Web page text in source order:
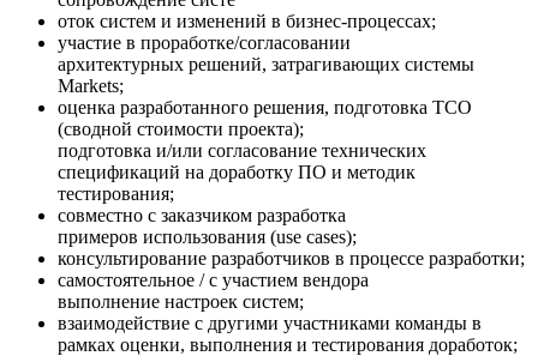
оток систем и изменений в бизнес-процессах;
участие в проработке/согласовании
архитектурных решений, затрагивающих системы
Markets;
оценка разработанного решения, подготовка TCO
(сводной стоимости проекта);
подготовка и/или согласование технических
спецификаций на доработку ПО и методик
тестирования;
совместно с заказчиком разработка
примеров использования (use cases);
консультирование разработчиков в процессе разработки;
самостоятельное / с участием вендора
выполнение настроек систем;
взаимодействие с другими участниками команды в
рамках оценки, выполнения и тестирования доработок;